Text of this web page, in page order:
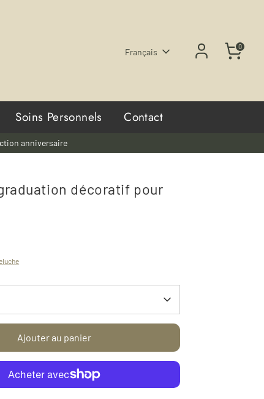
Langue
Français
0
Soins Personnels Contact
anniversaire
décoratif pour
Ajouter au panier